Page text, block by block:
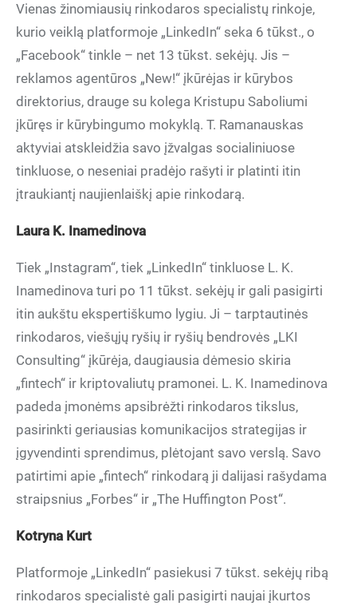
Vienas žinomiausių rinkodaros specialistų rinkoje,
kurio veiklą platformoje „LinkedIn“ seka 6 tūkst., o
„Facebook“ tinkle – net 13 tūkst. sekėjų. Jis –
reklamos agentūros „New!“ įkūrėjas ir kūrybos
direktorius, drauge su kolega Kristupu Saboliumi
įkūręs ir kūrybingumo mokyklą. T. Ramanauskas
aktyviai atskleidžia savo įžvalgas socialiniuose
tinkluose, o neseniai pradėjo rašyti ir platinti itin
įtraukiantį naujienlaiškį apie rinkodarą.
Laura K. Inamedinova
Tiek „Instagram“, tiek „LinkedIn“ tinkluose L. K.
Inamedinova turi po 11 tūkst. sekėjų ir gali pasigirti
itin aukštu ekspertiškumo lygiu. Ji – tarptautinės
rinkodaros, viešųjų ryšių ir ryšių bendrovės „LKI
Consulting“ įkūrėja, daugiausia dėmesio skiria
„fintech“ ir kriptovaliutų pramonei. L. K. Inamedinova
padeda įmonėms apsibrėžti rinkodaros tikslus,
pasirinkti geriausias komunikacijos strategijas ir
įgyvendinti sprendimus, plėtojant savo verslą. Savo
patirtimi apie „fintech“ rinkodarą ji dalijasi rašydama
straipsnius „Forbes“ ir „The Huffington Post“.
Kotryna Kurt
Platformoje „LinkedIn“ pasiekusi 7 tūkst. sekėjų ribą
rinkodaros specialistė gali pasigirti naujai įkurtos